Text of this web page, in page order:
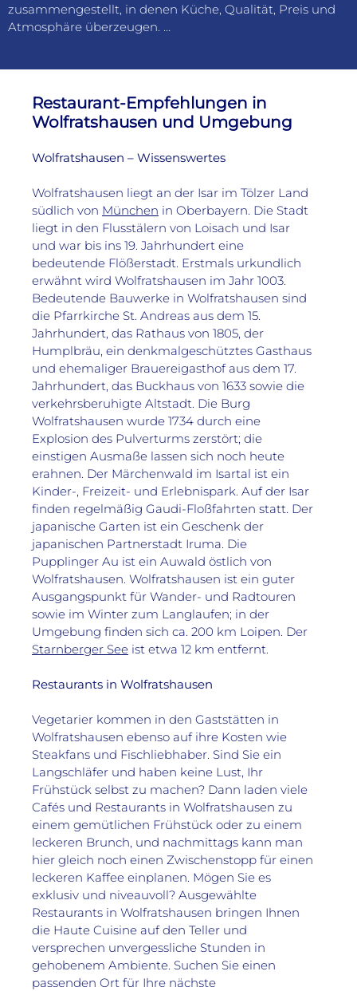
zusammengestellt, in denen Küche, Qualität, Preis und
Atmosphäre überzeugen. …
Restaurant-Empfehlungen in
Wolfratshausen und Umgebung
Wolfratshausen – Wissenswertes
Wolfratshausen liegt an der Isar im Tölzer Land
südlich von München in Oberbayern. Die Stadt
liegt in den Flusstälern von Loisach und Isar
und war bis ins 19. Jahrhundert eine
bedeutende Flößerstadt. Erstmals urkundlich
erwähnt wird Wolfratshausen im Jahr 1003.
Bedeutende Bauwerke in Wolfratshausen sind
die Pfarrkirche St. Andreas aus dem 15.
Jahrhundert, das Rathaus von 1805, der
Humplbräu, ein denkmalgeschütztes Gasthaus
und ehemaliger Brauereigasthof aus dem 17.
Jahrhundert, das Buckhaus von 1633 sowie die
verkehrsberuhigte Altstadt. Die Burg
Wolfratshausen wurde 1734 durch eine
Explosion des Pulverturms zerstört; die
einstigen Ausmaße lassen sich noch heute
erahnen. Der Märchenwald im Isartal ist ein
Kinder-, Freizeit- und Erlebnispark. Auf der Isar
finden regelmäßig Gaudi-Floßfahrten statt. Der
japanische Garten ist ein Geschenk der
japanischen Partnerstadt Iruma. Die
Pupplinger Au ist ein Auwald östlich von
Wolfratshausen. Wolfratshausen ist ein guter
Ausgangspunkt für Wander- und Radtouren
sowie im Winter zum Langlaufen; in der
Starnberger See ist etwa 12 km entfernt.
Restaurants in Wolfratshausen
Vegetarier kommen in den Gaststätten in
Wolfratshausen ebenso auf ihre Kosten wie
Steakfans und Fischliebhaber. Sind Sie ein
Langschläfer und haben keine Lust, Ihr
Frühstück selbst zu machen? Dann laden viele
Cafés und Restaurants in Wolfratshausen zu
einem gemütlichen Frühstück oder zu einem
leckeren Brunch, und nachmittags kann man
hier gleich noch einen Zwischenstopp für einen
leckeren Kaffee einplanen. Mögen Sie es
exklusiv und niveauvoll? Ausgewählte
Restaurants in Wolfratshausen bringen Ihnen
die Haute Cuisine auf den Teller und
versprechen unvergessliche Stunden in
gehobenem Ambiente. Suchen Sie einen
passenden Ort für Ihre nächste